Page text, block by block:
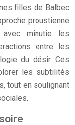
filles de Balbec
proustienne
avec minutie les
entre les
du désir. Ces
les subtilités
tout en soulignant